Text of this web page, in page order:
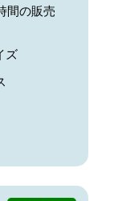
間の販売
ズ